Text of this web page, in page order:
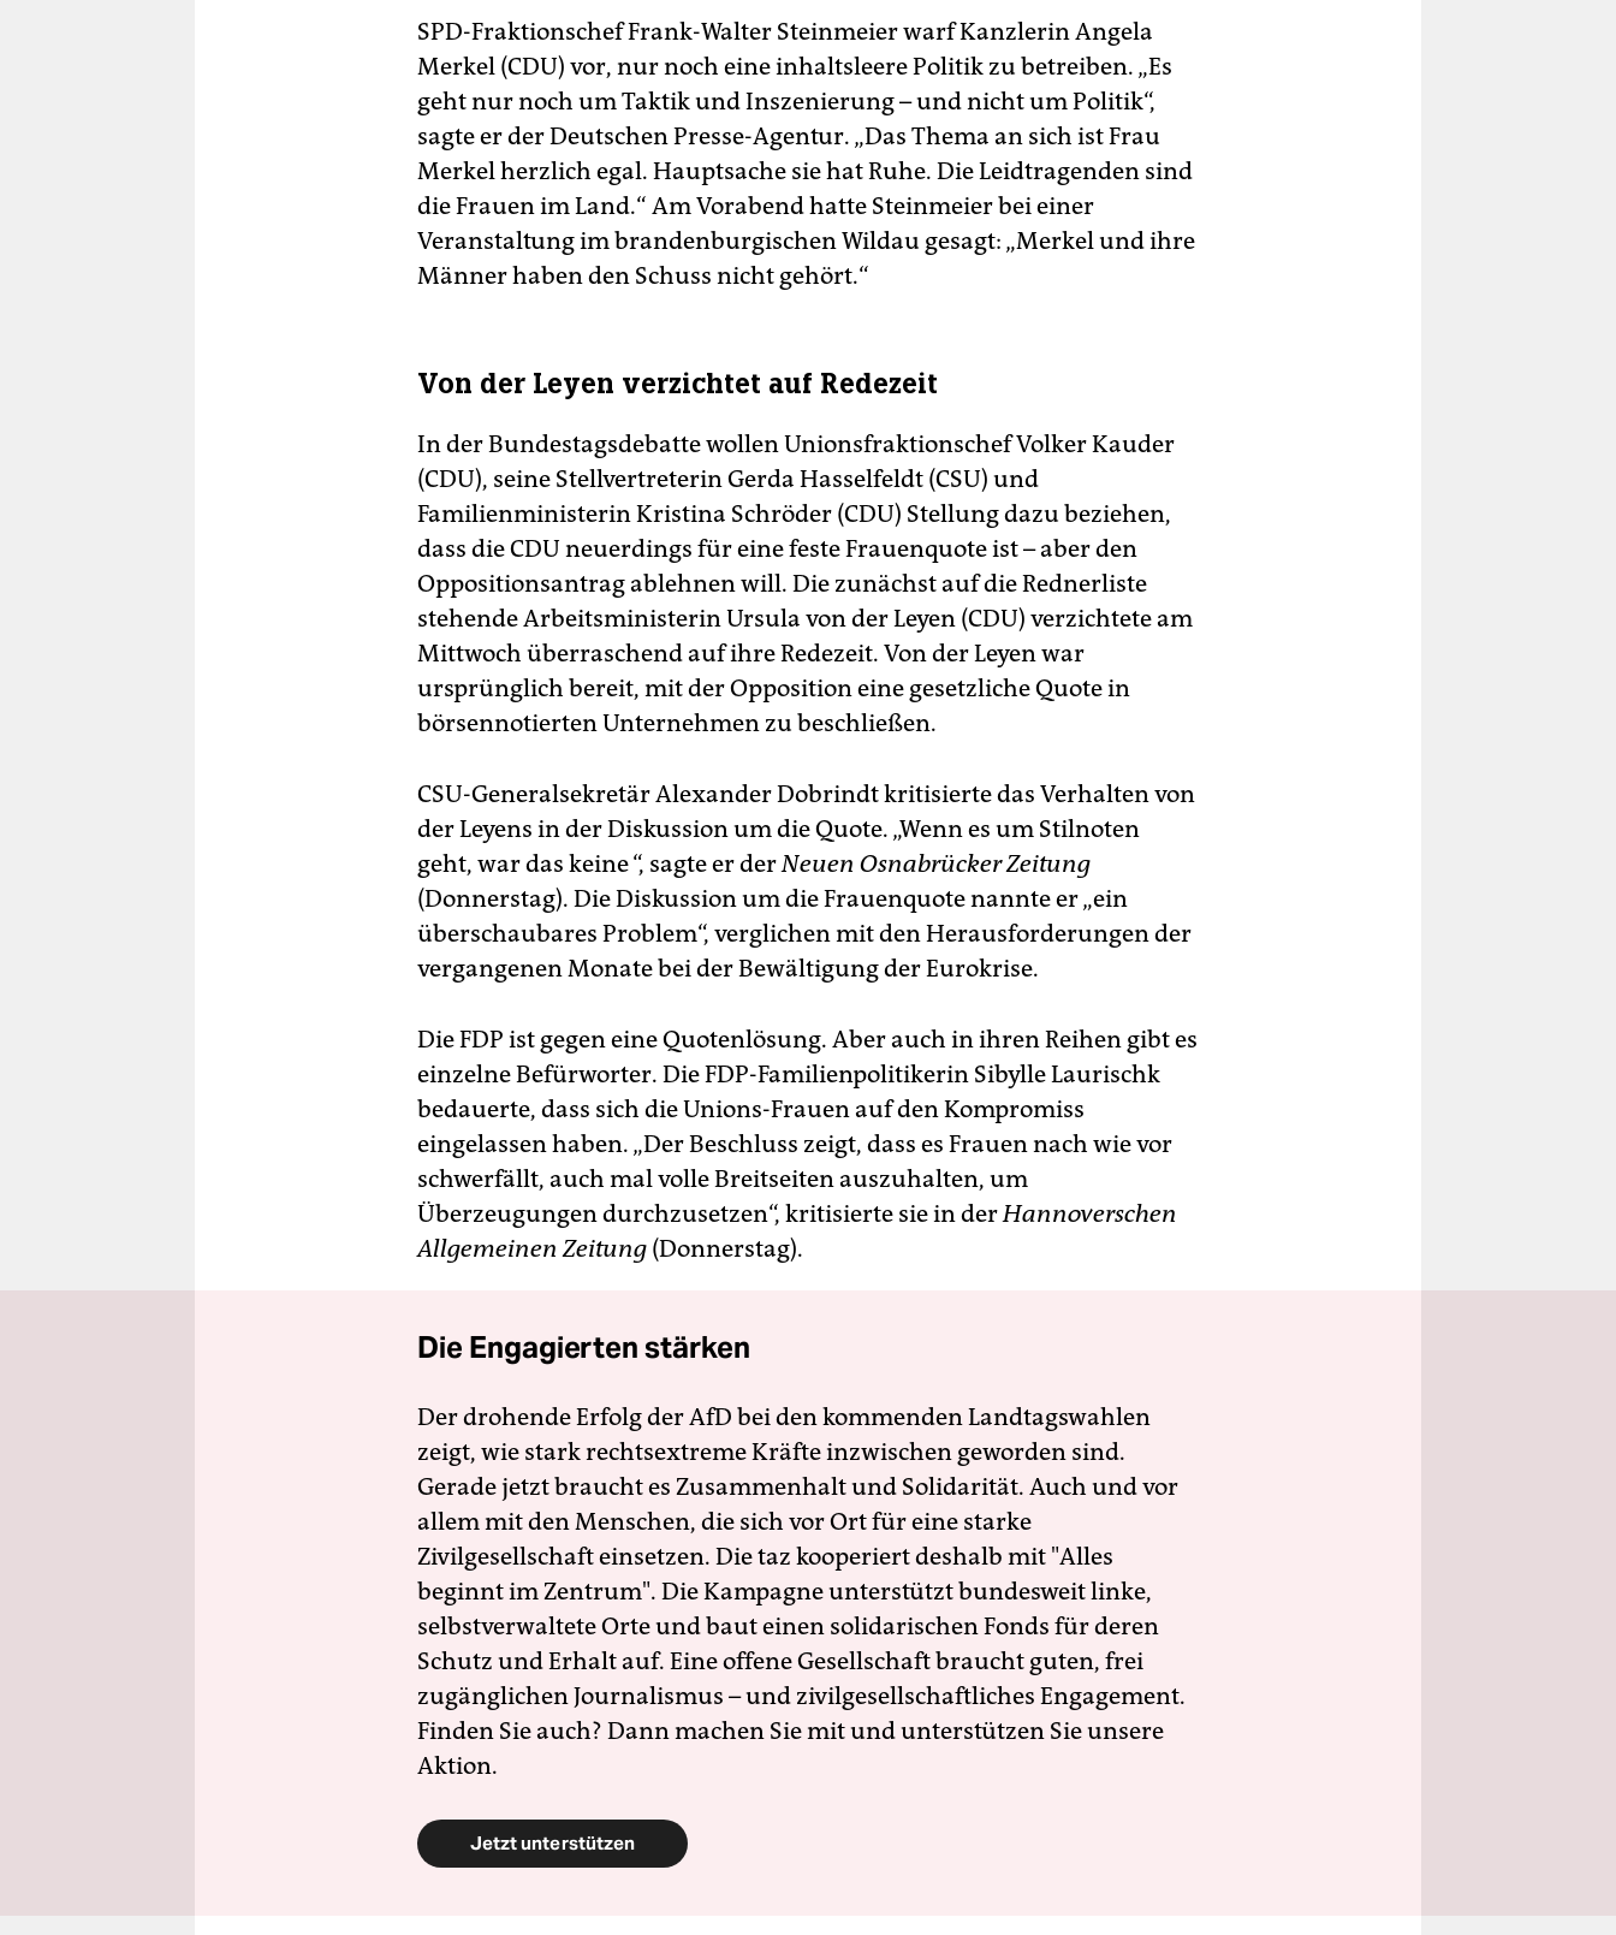
SPD-Fraktionschef Frank-Walter Steinmeier warf Kanzlerin Angela
Merkel (CDU) vor, nur noch eine inhaltsleere Politik zu betreiben. „Es
geht nur noch um Taktik und Inszenierung – und nicht um Politik“,
sagte er der Deutschen Presse-Agentur. „Das Thema an sich ist Frau
Merkel herzlich egal. Hauptsache sie hat Ruhe. Die Leidtragenden sind
die Frauen im Land.“ Am Vorabend hatte Steinmeier bei einer
Veranstaltung im brandenburgischen Wildau gesagt: „Merkel und ihre
Männer haben den Schuss nicht gehört.“
Von der Leyen verzichtet auf Redezeit
In der Bundestagsdebatte wollen Unionsfraktionschef Volker Kauder
(CDU), seine Stellvertreterin Gerda Hasselfeldt (CSU) und
Familienministerin Kristina Schröder (CDU) Stellung dazu beziehen,
dass die CDU neuerdings für eine feste Frauenquote ist – aber den
Oppositionsantrag ablehnen will. Die zunächst auf die Rednerliste
stehende Arbeitsministerin Ursula von der Leyen (CDU) verzichtete am
Mittwoch überraschend auf ihre Redezeit. Von der Leyen war
ursprünglich bereit, mit der Opposition eine gesetzliche Quote in
börsennotierten Unternehmen zu beschließen.
CSU-Generalsekretär Alexander Dobrindt kritisierte das Verhalten von
der Leyens in der Diskussion um die Quote. „Wenn es um Stilnoten
geht, war das keine “, sagte er derNeuen Osnabrücker Zeitung
(Donnerstag). Die Diskussion um die Frauenquote nannte er „ein
überschaubares Problem“, verglichen mit den Herausforderungen der
vergangenen Monate bei der Bewältigung der Eurokrise.
Die FDP ist gegen eine Quotenlösung. Aber auch in ihren Reihen gibt es
einzelne Befürworter. Die FDP-Familienpolitikerin Sibylle Laurischk
bedauerte, dass sich die Unions-Frauen auf den Kompromiss
eingelassen haben. „Der Beschluss zeigt, dass es Frauen nach wie vor
schwerfällt, auch mal volle Breitseiten auszuhalten, um
Überzeugungen durchzusetzen“, kritisierte sie in derHannoverschen
Allgemeinen Zeitung (Donnerstag).
Die Engagierten stärken
Der drohende Erfolg der AfD bei den kommenden Landtagswahlen
zeigt, wie stark rechtsextreme Kräfte inzwischen geworden sind.
Gerade jetzt braucht es Zusammenhalt und Solidarität. Auch und vor
allem mit den Menschen, die sich vor Ort für eine starke
Zivilgesellschaft einsetzen. Die taz kooperiert deshalb mit "Alles
beginnt im Zentrum". Die Kampagne unterstützt bundesweit linke,
selbstverwaltete Orte und baut einen solidarischen Fonds für deren
Schutz und Erhalt auf. Eine offene Gesellschaft braucht guten, frei
zugänglichen Journalismus – und zivilgesellschaftliches Engagement.
Finden Sie auch? Dann machen Sie mit und unterstützen Sie unsere
Aktion.
Jetzt unterstützen